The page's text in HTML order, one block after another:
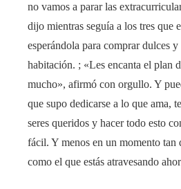
no vamos a parar las
dijo mientras seguía a los tres que
esperándola para comprar dulces y
habitación. ; «Les encanta el plan
mucho», afirmó con orgullo. Y
que supo dedicarse a lo que ama,
seres queridos y hacer todo esto
fácil. Y menos en un momento tan
como el que estás atravesando